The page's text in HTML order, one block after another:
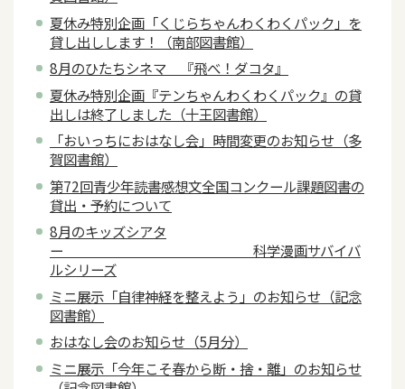
夏休み特別企画「くじらちゃんわくわくパック」を
貸し出しします！（南部図書館）
8月のひたちシネマ 『飛べ！ダコタ』
夏休み特別企画『テンちゃんわくわくパック』の貸
出しは終了しました（十王図書館）
「おいっちにおはなし会」時間変更のお知らせ（多
賀図書館）
第72回青少年読書感想文全国コンクール課題図書の
貸出・予約について
8月のキッズシアタ
ー 科学漫画サバイバ
ルシリーズ
ミニ展示「自律神経を整えよう」のお知らせ（記念
図書館）
おはなし会のお知らせ（5月分）
ミニ展示「今年こそ春から断・捨・離」のお知らせ